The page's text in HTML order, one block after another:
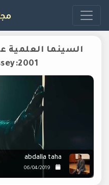
السينما
abdalla taha
06/04/2019